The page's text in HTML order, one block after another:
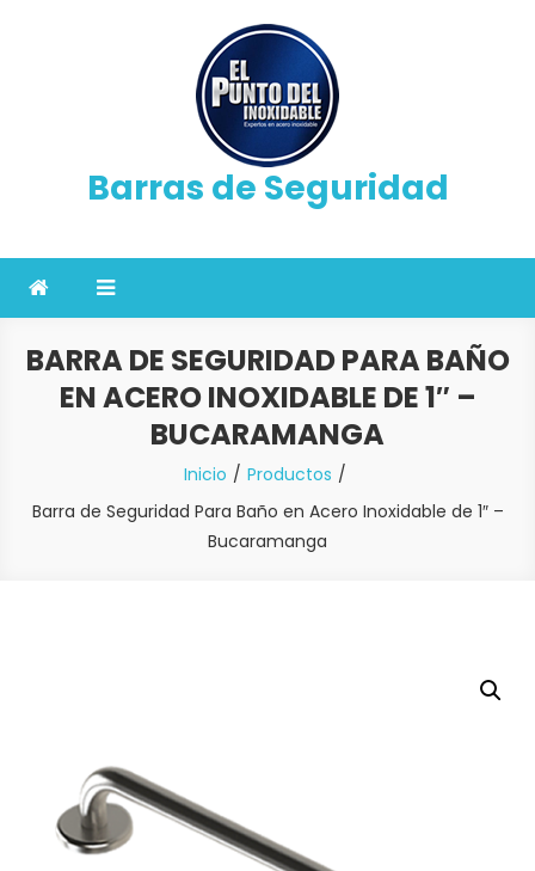
Barras de Seguridad
BARRA DE SEGURIDAD PARA BAÑO
EN ACERO INOXIDABLE DE 1″ –
BUCARAMANGA
Inicio
Productos
Barra de Seguridad Para Baño en Acero Inoxidable de 1″ –
Bucaramanga